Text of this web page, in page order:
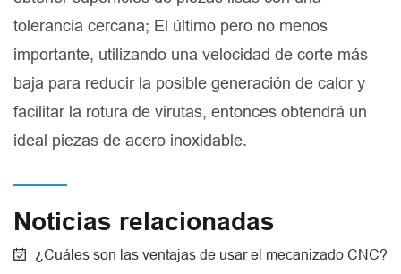
tolerancia cercana; El último pero no menos
importante, utilizando una velocidad de corte más
baja para reducir la posible generación de calor y
facilitar la rotura de virutas, entonces obtendrá un
ideal piezas de acero inoxidable.
Noticias relacionadas
¿Cuáles son las ventajas de usar el mecanizado CNC?